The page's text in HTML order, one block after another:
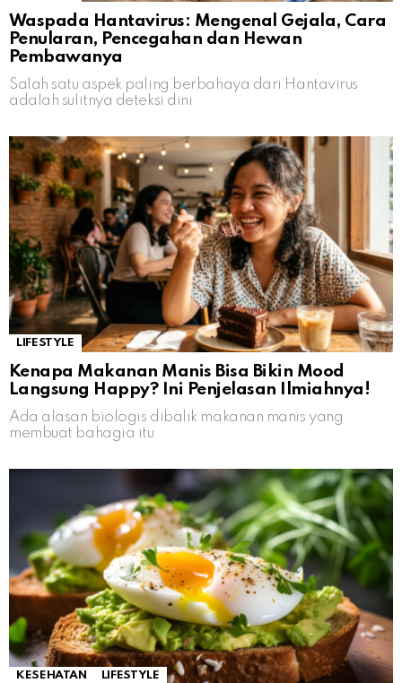
Waspada Hantavirus: Mengenal Gejala, Cara
Penularan, Pencegahan dan Hewan
Pembawanya
Salah satu aspek paling berbahaya dari Hantavirus
adalah sulitnya deteksi dini
LIFESTYLE
Kenapa Makanan Manis Bisa Bikin Mood
Langsung Happy? Ini Penjelasan Ilmiahnya!
Ada alasan biologis dibalik makanan manis yang
membuat bahagia itu
KESEHATAN LIFESTYLE